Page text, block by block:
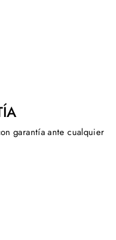
garantía ante cualquier